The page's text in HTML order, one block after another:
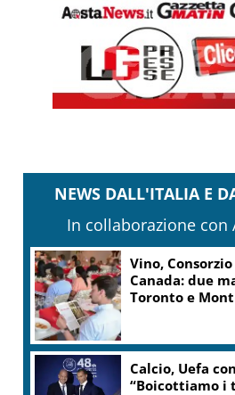
NEWS DALL'ITALIA E
In collaborazione con
Vino,
Canada: due
Toronto e
Calcio, Uefa
“Boicottiamo i